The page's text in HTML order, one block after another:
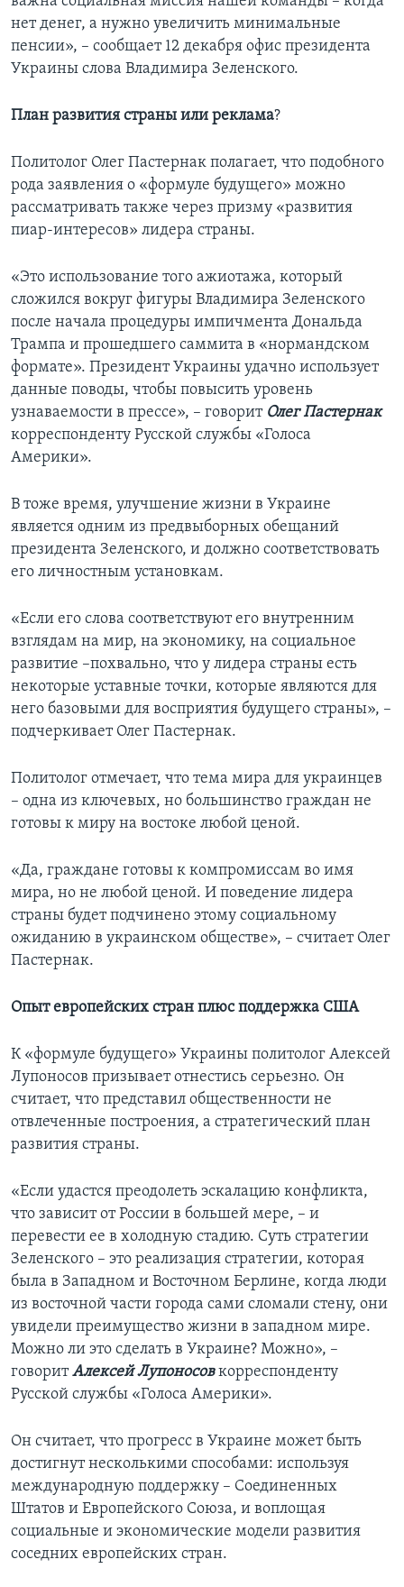
нет денег, а нужно увеличить минимальные
пенсии», – сообщает 12 декабря офис президента
Украины слова Владимира Зеленского.
План развития страны или реклама?
Политолог Олег Пастернак полагает, что подобного
рода заявления о «формуле будущего» можно
рассматривать также через призму «развития
пиар-интересов» лидера страны.
«Это использование того ажиотажа, который
сложился вокруг фигуры Владимира Зеленского
после начала процедуры импичмента Дональда
Трампа и прошедшего саммита в «нормандском
формате». Президент Украины удачно использует
данные поводы, чтобы повысить уровень
узнаваемости в прессе», – говорит Олег Пастернак
корреспонденту Русской службы «Голоса
Америки».
В тоже время, улучшение жизни в Украине
является одним из предвыборных обещаний
президента Зеленского, и должно соответствовать
его личностным установкам.
«Если его слова соответствуют его внутренним
взглядам на мир, на экономику, на социальное
развитие –похвально, что у лидера страны есть
некоторые уставные точки, которые являются для
него базовыми для восприятия будущего страны», –
подчеркивает Олег Пастернак.
Политолог отмечает, что тема мира для украинцев
– одна из ключевых, но большинство граждан не
готовы к миру на востоке любой ценой.
«Да, граждане готовы к компромиссам во имя
мира, но не любой ценой. И поведение лидера
страны будет подчинено этому социальному
ожиданию в украинском обществе», – считает Олег
Пастернак.
Опыт европейских стран плюс поддержка США
К «формуле будущего» Украины политолог Алексей
Лупоносов призывает отнестись серьезно. Он
считает, что представил общественности не
отвлеченные построения, а стратегический план
развития страны.
«Если удастся преодолеть эскалацию конфликта,
что зависит от России в большей мере, – и
перевести ее в холодную стадию. Суть стратегии
Зеленского – это реализация стратегии, которая
была в Западном и Восточном Берлине, когда люди
из восточной части города сами сломали стену, они
увидели преимущество жизни в западном мире.
Можно ли это сделать в Украине? Можно», –
говоритАлексей Лупоносовкорреспонденту
Русской службы «Голоса Америки».
Он считает, что прогресс в Украине может быть
достигнут несколькими способами: используя
международную поддержку – Соединенных
Штатов и Европейского Союза, и воплощая
социальные и экономические модели развития
соседних европейских стран.